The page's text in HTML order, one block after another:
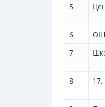
5
6 ОШ
7
8